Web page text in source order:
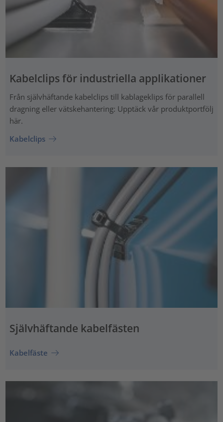
Kabelclips för industriella applikationer
Från självhäftande kabelclips till kablageklips för parallell
dragning eller vätskehantering: Upptäck vår produktportfölj
här.
Kabelclips
Självhäftande kabelfästen
Kabelfäste